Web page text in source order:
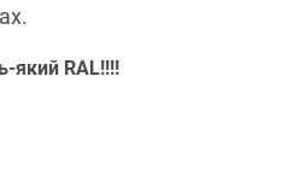
який RAL!!!!